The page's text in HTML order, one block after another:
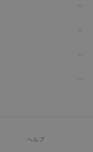
ヘルプ